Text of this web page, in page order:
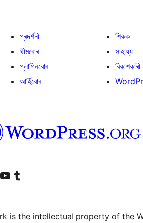
প্ৰদৰ্শনী
থীমবোৰ
প্লাগিনবোৰ
আৰ্হিবোৰ
শিকক
সাহায্য
বিকাশকাৰী
যাওক
আমাৰ YouTube চেনেললৈ যাওকআমাৰ Tumblr একাউণ্টলৈ যাওক
is the intellectual property of the